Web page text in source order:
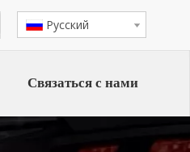
Pусский
Связаться с нами